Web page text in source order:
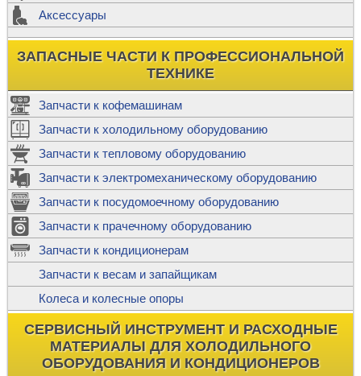
Аксессуары
ЗАПАСНЫЕ ЧАСТИ К ПРОФЕССИОНАЛЬНОЙ
ТЕХНИКЕ
Запчасти к кофемашинам
Запчасти к холодильному оборудованию
Запчасти к тепловому оборудованию
Запчасти к электромеханическому оборудованию
Запчасти к посудомоечному оборудованию
Запчасти к прачечному оборудованию
Запчасти к кондиционерам
Запчасти к весам и запайщикам
Колеса и колесные опоры
СЕРВИСНЫЙ ИНСТРУМЕНТ И РАСХОДНЫЕ
МАТЕРИАЛЫ ДЛЯ ХОЛОДИЛЬНОГО
ОБОРУДОВАНИЯ И КОНДИЦИОНЕРОВ